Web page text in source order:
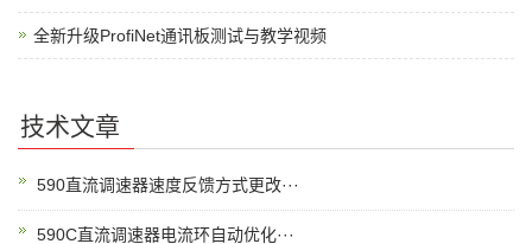
全新升级ProfiNet通讯板测试与教学视频
技术文章
590直流调速器速度反馈方式更改···
590C直流调速器电流环自动优化···